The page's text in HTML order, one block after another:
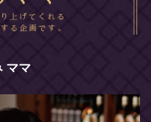
ママ